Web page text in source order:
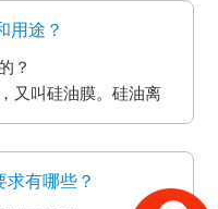
用途？
？
又叫硅油膜。硅油离
行业的应用和石墨制
，还可以按客户标准
这类离型膜是由表层
且具备耐高温的特
求有哪些？